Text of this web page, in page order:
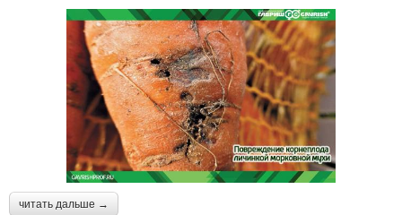
читать дальше →